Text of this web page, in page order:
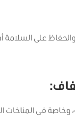
والحفاظ على
في المناخات